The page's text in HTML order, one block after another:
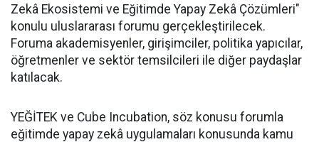
Zekâ Ekosistemi ve Eğitimde Yapay Zekâ Çözümleri"
konulu uluslararası forumu gerçekleştirilecek.
Foruma akademisyenler, girişimciler, politika yapıcılar,
öğretmenler ve sektör temsilcileri ile diğer paydaşlar
katılacak.
YEĞİTEK ve Cube Incubation, söz konusu forumla
eğitimde yapay zekâ uygulamaları konusunda kamu